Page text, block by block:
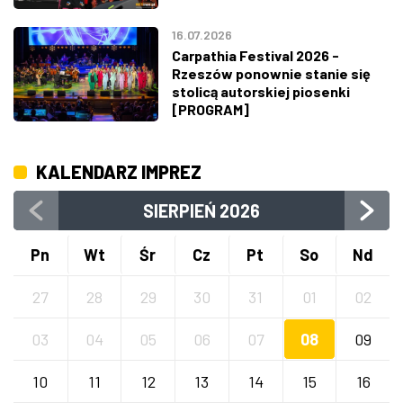
16.07.2026
Carpathia Festival 2026 -
Rzeszów ponownie stanie się
stolicą autorskiej piosenki
[PROGRAM]
KALENDARZ IMPREZ
SIERPIEŃ 2026
Pn Wt Śr Cz Pt So Nd
27 28 29 30 31 01 02
03 04 05 06 07 08 09
10 11 12 13 14 15 16